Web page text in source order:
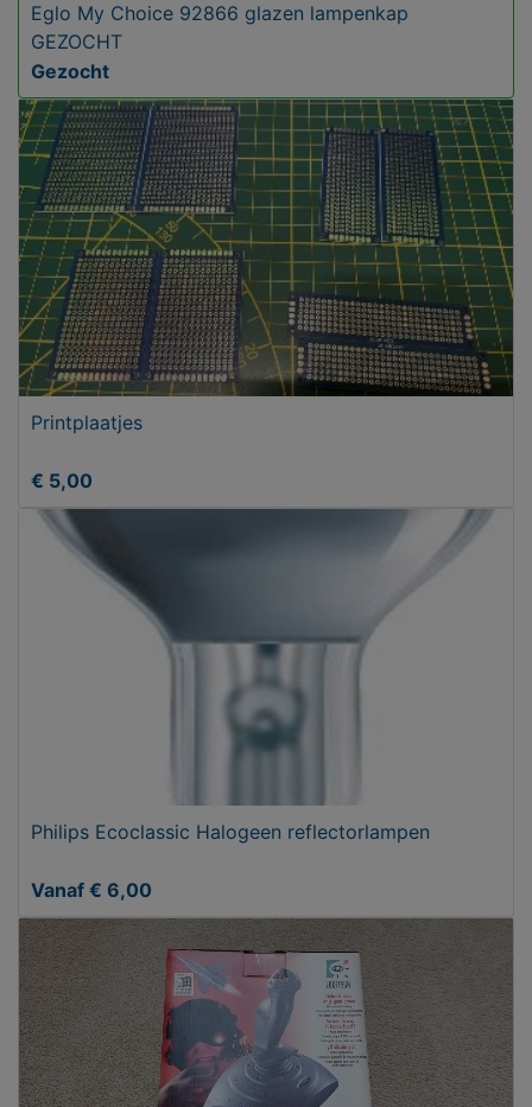
Eglo My Choice 92866 glazen lampenkap
GEZOCHT
Gezocht
Printplaatjes
€ 5,00
Philips Ecoclassic Halogeen reflectorlampen
Vanaf € 6,00